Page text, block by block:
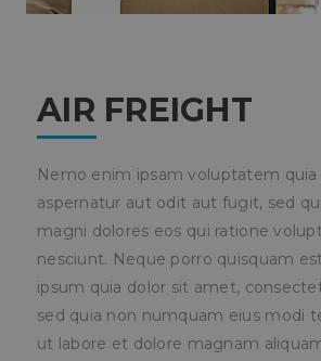
AIR FREIGHT
Nemo enim ipsam voluptatem quia
aspernatur aut odit aut fugit, sed
magni dolores eos qui ratione
nesciunt. Neque porro quisquam
ipsum quia dolor sit amet,
sed quia non numquam eius modi
ut labore et dolore magnam